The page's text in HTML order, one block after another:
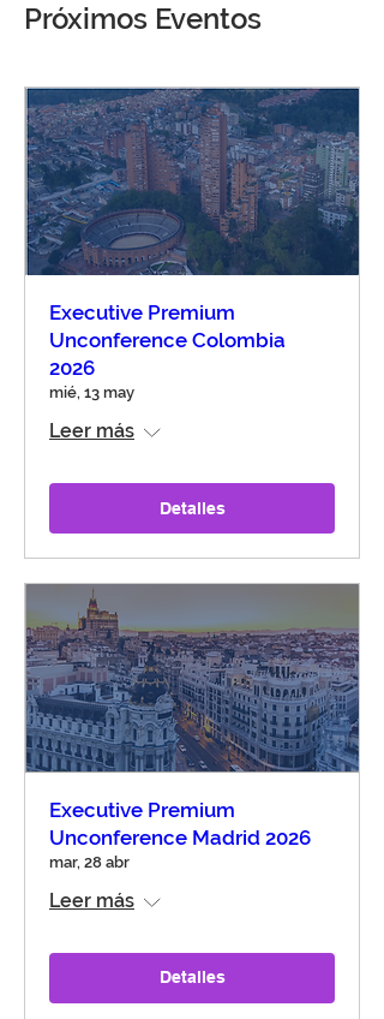
Próximos Eventos
Executive Premium
Unconference Colombia
2026
mié, 13 may
Leer más
Detalles
Executive Premium
Unconference Madrid 2026
mar, 28 abr
Leer más
Detalles